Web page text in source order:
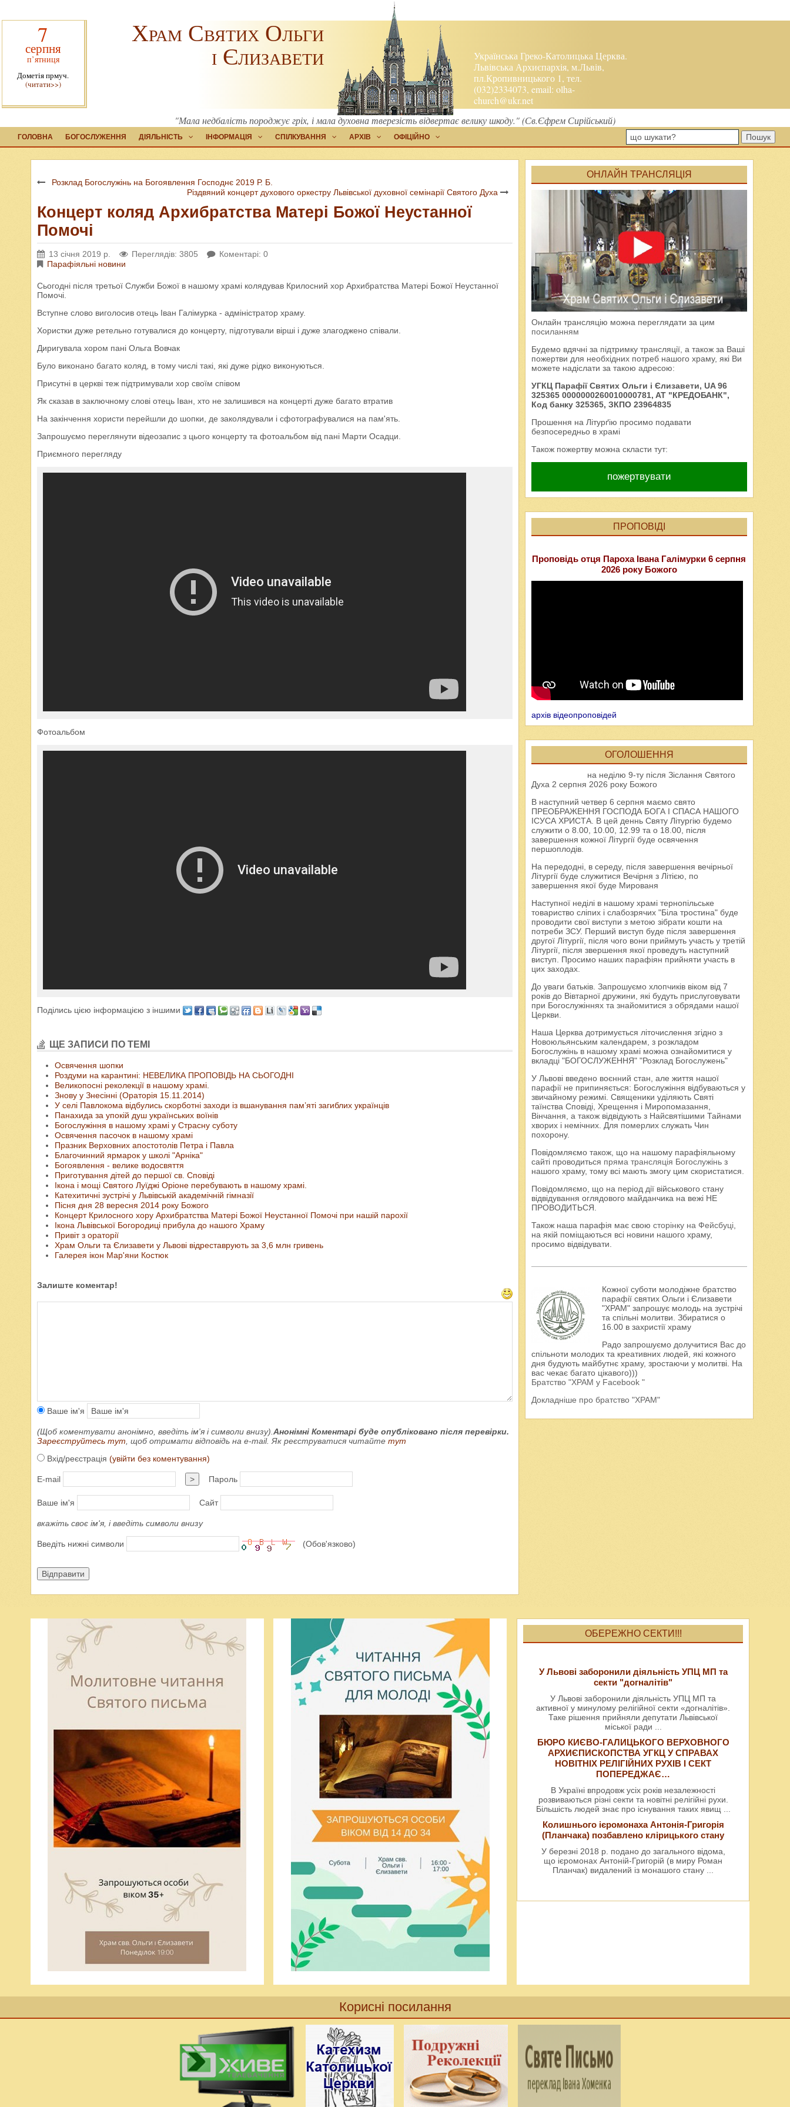
7
серпня
п’ятниця
Дометія прмуч.
(читати>>)
Українська Греко-Католицька Церква.
Львівська Архиєпархія, м.Львів,
пл.Кропивницького 1, тел.
(032)2334073, email:olha-
church@ukr.net
Храм Святих Ольги
і Єлизавети
"Мала недбалість породжує гріх, і мала духовна тверезість відвертає велику шкоду." (Св.Єфрем Сирійський)
ГОЛОВНА БОГОСЛУЖЕННЯ ДІЯЛЬНІСТЬ ІНФОРМАЦІЯ СПІЛКУВАННЯ АРХІВ ОФІЦІЙНО Пошук
Розклад Богослужінь на Богоявлення Господнє 2019 Р. Б.
Різдвяний концерт духового оркестру Львівської духовної семінарії Святого Духа
Концерт коляд Архибратства Матері Божої Неустанної
Помочі
13 січня 2019 р. Переглядів: 3805
Коментарі: 0
Парафіяльні новини
Сьогодні після третьої Служби Божої в нашому храмі колядував Крилосний хор Архибратства Матері Божої Неустанної
Помочі.
Вступне слово виголосив отець Іван Галімурка - адміністратор храму.
Хористки дуже ретельно готувалися до концерту, підготували вірші і дуже злагоджено співали.
Диригувала хором пані Ольга Вовчак
Було виконано багато коляд, в тому числі такі, які дуже рідко виконуються.
Присутні в церкві теж підтримували хор своїм співом
Як сказав в заключному слові отець Іван, хто не залишився на концерті дуже багато втратив
На закінчення хористи перейшли до шопки, де заколядували і сфотографувалися на пам'ять.
Запрошуємо переглянути відеозапис з цього концерту та фотоальбом від пані Марти Осадци.
Приємного перегляду
Фотоальбом
Поділись цією інформацією з іншими
ЩЕ ЗАПИСИ ПО ТЕМІ
Освячення шопки
Роздуми на карантині: НЕВЕЛИКА ПРОПОВІДЬ НА СЬОГОДНІ
Великопосні реколекції в нашому храмі.
Знову у Знесінні (Ораторія 15.11.2014)
У селі Павлокома відбулись скорботні заходи із вшанування пам’яті загиблих українців
Панахида за упокій душ українських воїнів
Богослужіння в нашому храмі у Страсну суботу
Освячення пасочок в нашому храмі
Празник Верховних апостотолів Петра і Павла
Благочинний ярмарок у школі "Арніка"
Богоявлення - велике водосвяття
Приготування дітей до першої св. Сповіді
Ікона і мощі Святого Луїджі Оріоне перебувають в нашому храмі.
Катехитичні зустрічі у Львівській академічній гімназії
Пісня дня 28 вересня 2014 року Божого
Концерт Крилосного хору Архибратства Матері Божої Неустанної Помочі при нашій парохії
Ікона Львівської Богородиці прибула до нашого Храму
Привіт з ораторії
Храм Ольги та Єлизавети у Львові відреставрують за 3,6 млн гривень
Галерея ікон Мар'яни Костюк
Залиште коментар!
Ваше ім'я
(Щоб коментувати анонімно, введіть ім'я і символи внизу).Анонімні Коментарі буде опубліковано після перевірки.
Зареєструйтесь тут, щоб отримати відповідь на e-mail. Як реєструватися читайте тут
Вхід/реєстрація (увійти без коментування)
E-mail > Пароль
Ваше ім'я Сайт
вкажіть своє ім'я, і введіть символи внизу
Введіть нижні символи (Обов'язково)
Відправити
ОНЛАЙН ТРАНСЛЯЦІЯ
Онлайн трансляцію можна переглядати за цим
посиланням
Будемо вдячні за підтримку трансляції, а також за Ваші
пожертви для необхідних потреб нашого храму, які Ви
можете надіслати за такою адресою:
УГКЦ Парафії Святих Ольги і Єлизавети, UA 96
325365 0000000260010000781, AT "КРЕДОБАНК",
Код банку 325365, ЗКПО 23964835
Прошення на Літурґію просимо подавати
безпосередньо в храмі
Також пожертву можна скласти тут:
пожертвувати
ПРОПОВІДІ
Проповідь отця Пароха Івана Галімурки 6 серпня
2026 року Божого
архів відеопроповідей
ОГОЛОШЕННЯ
на неділю 9-ту після Зіслання Святого
Духа 2 серпня 2026 року Божого
В наступний четвер 6 серпня маємо свято
ПРЕОБРАЖЕННЯ ГОСПОДА БОГА І СПАСА НАШОГО
ІСУСА ХРИСТА. В цей деннь Святу Літургію будемо
служити о 8.00, 10.00, 12.99 та о 18.00, після
завершення кожної Літургії буде освячення
першоплодів.
На передодні, в середу, після завершення вечірньої
Літургії буде служитися Вечірня з Літією, по
завершення якої буде Мированя
Наступної неділі в нашому храмі тернопільське
товариство сліпих і слабозрячих "Біла тростина" буде
проводити свої виступи з метою зібрати кошти на
потреби ЗСУ. Перший виступ буде після завершення
другої Літургії, після чого вони приймуть участь у третій
Літургії, після звершення якої проведуть наступний
виступ. Просимо наших парафіян прийняти участь в
цих заходах.
До уваги батьків. Запрошуємо хлопчиків віком від 7
років до Вівтарної дружини, які будуть прислуговувати
при Богослужіннях та знайомитися з обрядами нашої
Церкви.
Наша Церква дотримується літочислення згідно з
Новоюльянським календарем, з розкладом
Богослужінь в нашому храмі можна ознайомитися у
вкладці "БОГОСЛУЖЕННЯ" "Розклад Богослужень"
У Львові введено воєнний стан, але життя нашої
парафії не припиняється: Богослужіння відбуваються у
звичайному режимі. Священики уділяють Святі
таїнства Сповіді, Хрещення і Миропомазання,
Вінчання, а також відвідують з Найсвятішими Тайнами
хворих і немічних. Для померлих служать Чин
похорону.
Повідомляємо також, що на нашому парафіяльному
сайті проводиться пряма трансляція Богослужіньз
нашого храму, тому всі мають змогу цим скористатися.
Повідомляємо, що на період дії військового стану
відвідування оглядового майданчика на вежі НЕ
ПРОВОДИТЬСЯ.
Також наша парафія має свою сторінку на Фейсбуці,
на якій поміщаються всі новини нашого храму,
просимо відвідувати.
Кожної суботи молодіжне братство
парафії святих Ольги і Єлизавети
"ХРАМ" запрошує молодь на зустрічі
та спільні молитви. Збиратися о
16.00 в захристії храму
Радо запрошуємо долучитися Вас до
спільноти молодих та креативних людей, які кожного
дня будують майбутнє храму, зростаючи у молитві. На
вас чекає багато цікавого)))
Братство "ХРАМ у Facebook "
Докладніше про братство "ХРАМ"
ОБЕРЕЖНО СЕКТИ!!!
У Львові заборонили діяльність УПЦ МП та
секти "догналітів"
У Львові заборонили діяльність УПЦ МП та
активної у минулому релігійної секти «догналітів».
Таке рішення прийняли депутати Львівської
міської ради
БЮРО КИЄВО-ГАЛИЦЬКОГО ВЕРХОВНОГО
АРХИЄПИСКОПСТВА УГКЦ У СПРАВАХ
НОВІТНІХ РЕЛІГІЙНИХ РУХІВ І СЕКТ
ПОПЕРЕДЖАЄ…
В Україні впродовж усіх років незалежності
розвиваються різні секти та новітні релігійні рухи.
Більшість людей знає про існування таких явищ
Колишнього ієромонаха Антонія-Григорія
(Планчака) позбавлено клірицького стану
У березні 2018 р. подано до загального відома,
що ієромонах Антоній-Григорій (в миру Роман
Планчак) видалений із монашого стану
Корисні посилання